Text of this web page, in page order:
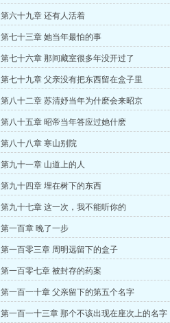
第六十九章 还有人活着
第七十三章 她当年最怕的事
第七十六章 那间藏室很多年没开过了
第七十九章 父亲没有把东西留在盒子里
第八十二章 苏清妤当年为什麽会来昭京
第八十五章 昭帝当年答应过她什麽
第八十八章 寒山别院
第九十一章 山道上的人
第九十四章 埋在树下的东西
第九十七章 这一次，我不能听你的
第一百章 晚了一步
第一百零三章 周明远留下的盒子
第一百零七章 被封存的药案
第一百一十章 父亲留下的第五个名字
第一百一十三章 那个不该出现在座次上的名字